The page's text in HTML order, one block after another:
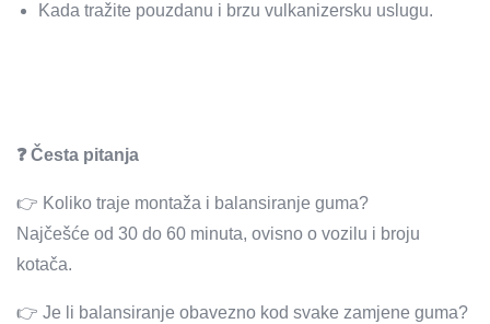
Kada tražite pouzdanu i brzu vulkanizersku uslugu.
❓ Česta pitanja
👉 Koliko traje montaža i balansiranje guma?
Najčešće od 30 do 60 minuta, ovisno o vozilu i broju
kotača.
👉 Je li balansiranje obavezno kod svake zamjene guma?